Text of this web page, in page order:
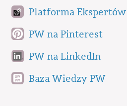
Platforma Ekspertów
PW na Pinterest
PW na LinkedIn
Baza Wiedzy PW